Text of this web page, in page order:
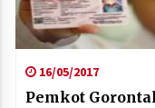
16/05/2017
Pemkot